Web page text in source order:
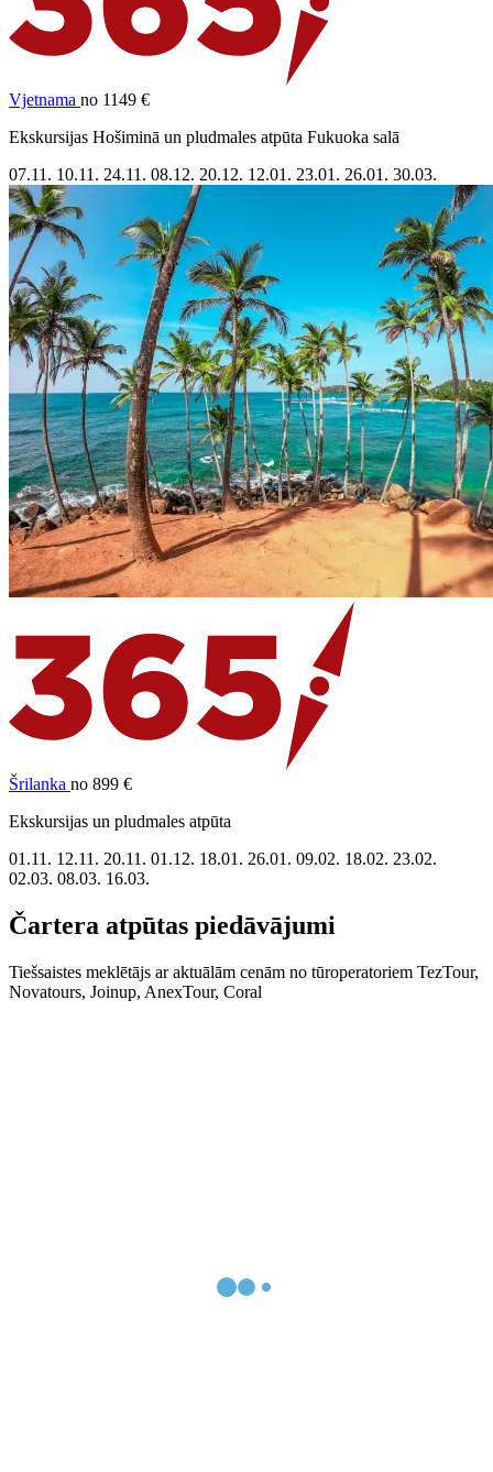
Vjetnama no 1149 €
Ekskursijas Hošiminā un pludmales atpūta Fukuoka salā
07.11. 10.11. 24.11. 08.12. 20.12. 12.01. 23.01. 26.01. 30.03.
Šrilanka no 899 €
Ekskursijas un pludmales atpūta
01.11. 12.11. 20.11. 01.12. 18.01. 26.01. 09.02. 18.02. 23.02.
02.03. 08.03. 16.03.
Čartera atpūtas piedāvājumi
Tiešsaistes meklētājs ar aktuālām cenām no tūroperatoriem TezTour,
Novatours, Joinup, AnexTour, Coral